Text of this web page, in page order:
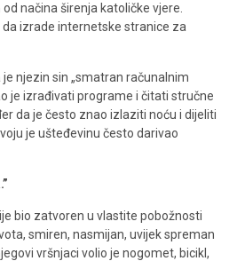
načina širenja katoličke vjere.
izrade internetske stranice za
njezin sin „smatran računalnim
je izrađivati ​​programe i čitati stručne
da je često znao izlaziti noću i dijeliti
je ušteđevinu često darivao
bio zatvoren u vlastite pobožnosti
smiren, nasmijan, uvijek spreman
vršnjaci volio je nogomet, bicikl,